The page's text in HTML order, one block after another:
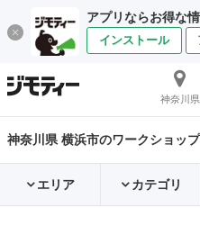
アプリならお得な
インストール
神奈川県
神奈川県 横浜市のワークショッ
エリア カテゴリ